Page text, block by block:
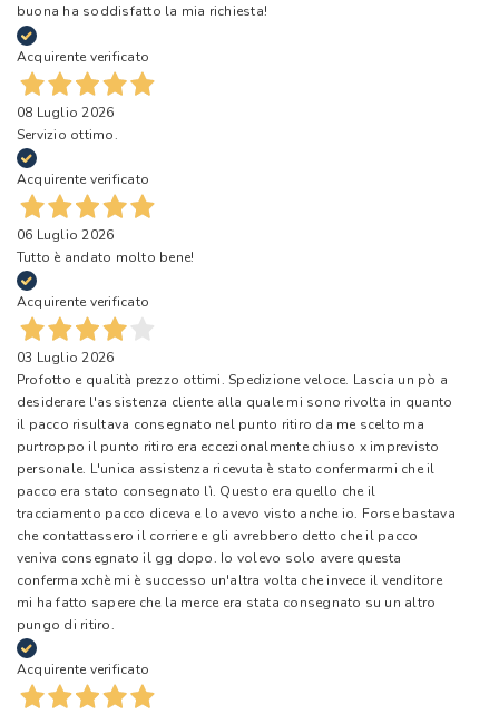
buona ha soddisfatto la mia richiesta!
Acquirente verificato
08 Luglio 2026
Servizio ottimo.
Acquirente verificato
06 Luglio 2026
Tutto è andato molto bene!
Acquirente verificato
03 Luglio 2026
Profotto e qualità prezzo ottimi. Spedizione veloce. Lascia un pò a
desiderare l'assistenza cliente alla quale mi sono rivolta in quanto
il pacco risultava consegnato nel punto ritiro da me scelto ma
purtroppo il punto ritiro era eccezionalmente chiuso x imprevisto
personale. L'unica assistenza ricevuta è stato confermarmi che il
pacco era stato consegnato lì. Questo era quello che il
tracciamento pacco diceva e lo avevo visto anche io. Forse bastava
che contattassero il corriere e gli avrebbero detto che il pacco
veniva consegnato il gg dopo. Io volevo solo avere questa
conferma xchè mi è successo un'altra volta che invece il venditore
mi ha fatto sapere che la merce era stata consegnato su un altro
pungo di ritiro.
Acquirente verificato